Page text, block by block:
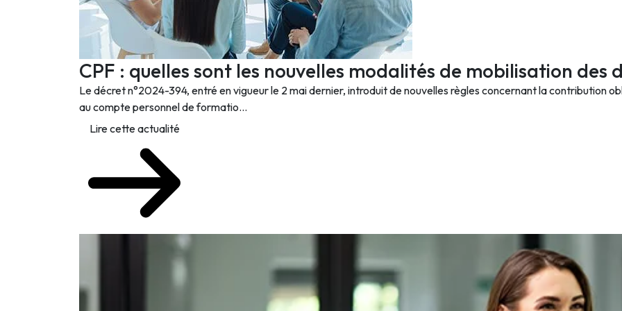
CPF : quelles sont les nouvelles modalités de mobilisation des
Le décret n°2024-394, entré en vigueur le 2 mai dernier, introduit de nouvelles règles concernant la contribution
au compte personnel de formatio...
Lire cette actualité